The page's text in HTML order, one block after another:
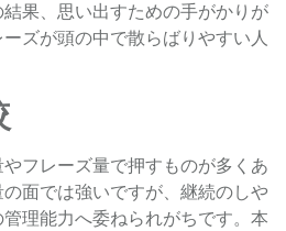
果、思い出すための手がかりが
ズが頭の中で散らばりやすい人
フレーズ量で押すものが多くあ
面では強いですが、継続のしや
理能力へ委ねられがちです。本